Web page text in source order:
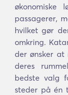
økonomiske
passagerer,
hvilket gør
omkring.
der ønsker at
deres
bedste valg
steder på én